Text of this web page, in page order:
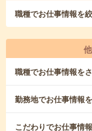
職種でお仕事情報を
職種でお仕事情報を
勤務地でお仕事情報
こだわりでお仕事情